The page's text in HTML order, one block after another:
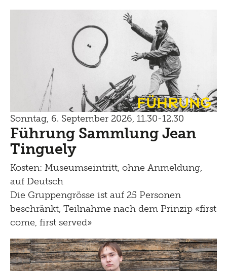
Führung
Sonntag, 6. September 2026, 11.30-12.30
Führung Sammlung Jean
Tinguely
Kosten: Museumseintritt, ohne Anmeldung,
auf Deutsch
Die Gruppengrösse ist auf 25 Personen
beschränkt, Teilnahme nach dem Prinzip «first
come, first served»